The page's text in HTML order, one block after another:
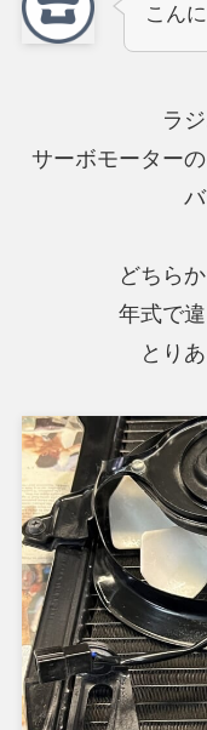
こん
ラ
サーボモーター
どちら
年式で
とり